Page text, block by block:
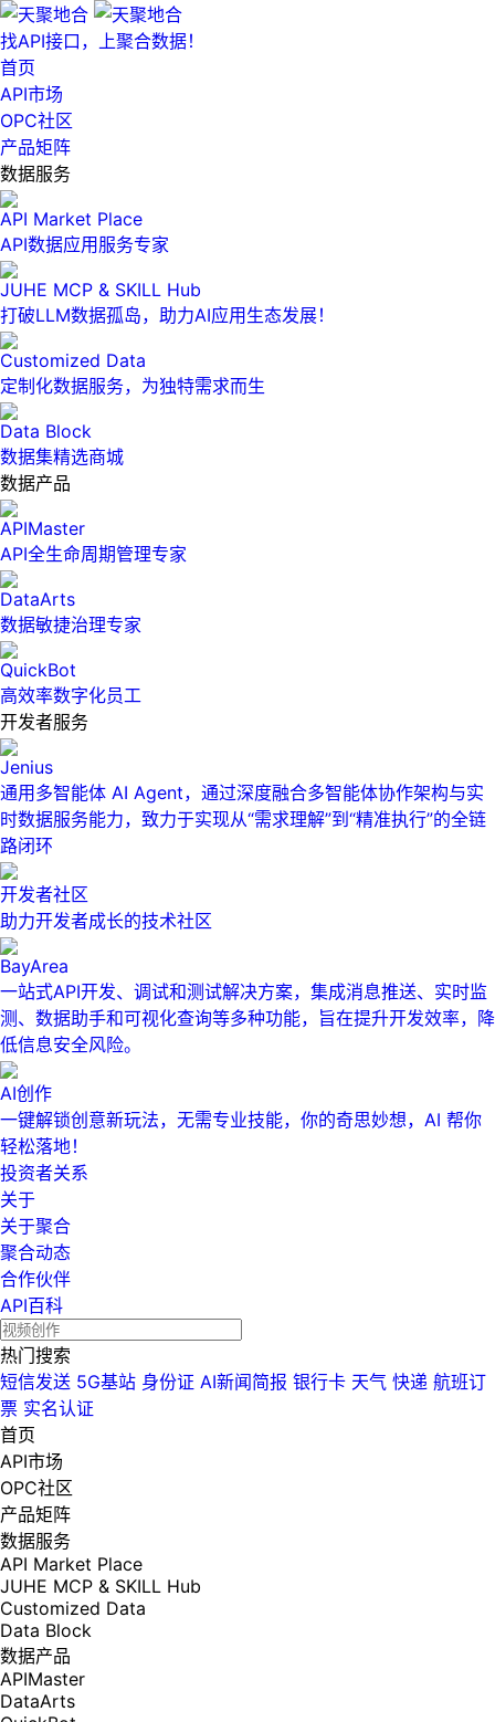
找API接口，上聚合数据！
首页
API市场
OPC社区
产品矩阵
数据服务
API Market Place
API数据应用服务专家
JUHE MCP & SKILL Hub
打破LLM数据孤岛，助力AI应用生态发展！
Customized Data
定制化数据服务，为独特需求而生
Data Block
数据集精选商城
数据产品
APIMaster
API全生命周期管理专家
DataArts
数据敏捷治理专家
QuickBot
高效率数字化员工
开发者服务
Jenius
通用多智能体 AI Agent，通过深度融合多智能体协作架构与实
时数据服务能力，致力于实现从“需求理解”到“精准执行”的全链
路闭环
开发者社区
助力开发者成长的技术社区
BayArea
一站式API开发、调试和测试解决方案，集成消息推送、实时监
测、数据助手和可视化查询等多种功能，旨在提升开发效率，降
低信息安全风险。
AI创作
一键解锁创意新玩法，无需专业技能，你的奇思妙想，AI 帮你
轻松落地！
投资者关系
关于
关于聚合
聚合动态
合作伙伴
API百科
热门搜索
短信发送 5G基站 身份证 AI新闻简报 银行卡 天气 快递 航班订
票 实名认证
首页
API市场
OPC社区
产品矩阵
数据服务
API Market Place
JUHE MCP & SKILL Hub
Customized Data
Data Block
数据产品
APIMaster
DataArts